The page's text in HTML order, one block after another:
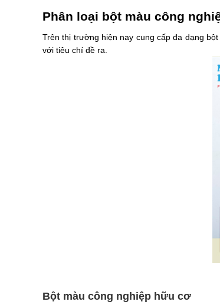
Phân loại bột màu công
Trên thị trường hiện nay cung cấp đa dạng
với tiêu chí đề ra.
Bột màu công nghiệp hữu cơ